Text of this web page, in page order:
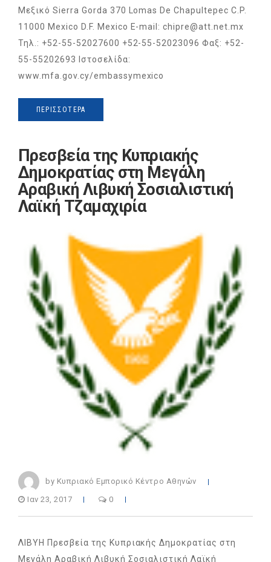
Μεξικό Sierra Gorda 370 Lomas De Chapultepec C.P.
11000 Mexico D.F. Mexico E-mail: chipre@att.net.mx
Τηλ.: +52-55-52027600 +52-55-52023096 Φαξ: +52-
55-55202693 Ιστοσελίδα:
www.mfa.gov.cy/embassymexico
ΠΕΡΙΣΣΌΤΕΡΑ
Πρεσβεία της Κυπριακής
Δημοκρατίας στη Μεγάλη
Αραβική Λιβυκή Σοσιαλιστική
Λαϊκή Τζαμαχιρία
by Κυπριακό Εμπορικό Κέντρο Αθηνών
Ιαν 23, 2017 0
ΛΙΒΥΗ Πρεσβεία της Κυπριακής Δημοκρατίας στη
Μεγάλη Αραβική Λιβυκή Σοσιαλιστική Λαϊκή